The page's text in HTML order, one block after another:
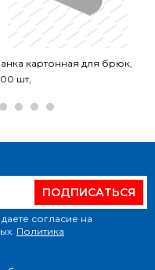
картонная для брюк,
шт,
ПОДПИСАТЬСЯ
согласие на
Политика